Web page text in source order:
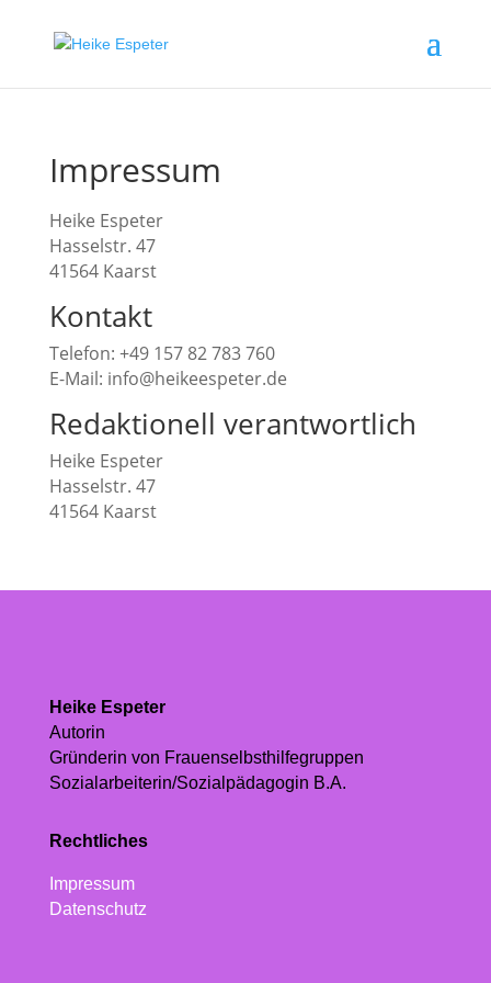
Impressum
Heike Espeter
Hasselstr. 47
41564 Kaarst
Kontakt
Telefon: +49 157 82 783 760
E-Mail: info@heikeespeter.de
Redaktionell verantwortlich
Heike Espeter
Hasselstr. 47
41564 Kaarst
Heike Espeter
Autorin
Gründerin von Frauenselbsthilfegruppen
Sozialarbeiterin/Sozialpädagogin B.A.
Rechtliches
Impressum
Datenschutz